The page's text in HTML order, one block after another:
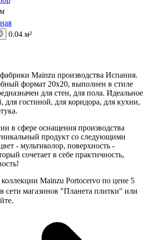
0.04 м²
Mainzu производства Испания.
формат 20x20, выполнен в стиле
для стен, для пола. Идеальное
для гостиной, для коридора, для кухни,
в сфере оснащения производства
продукт со следующими
- мультиколор, поверхность -
сочетает в себе практичность,
Mainzu Portocervo по цене 5
сети магазинов "Планета плитки" или